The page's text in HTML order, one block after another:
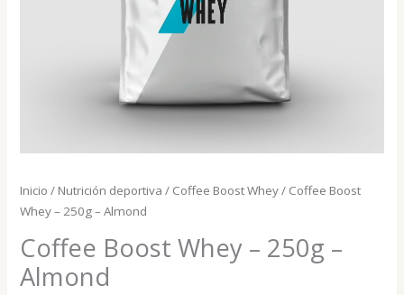
Inicio / Nutrición deportiva / Coffee Boost Whey/ Coffee Boost
Whey – 250g – Almond
Coffee Boost Whey – 250g –
Almond